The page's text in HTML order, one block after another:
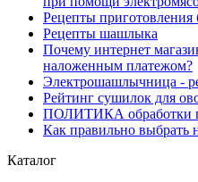
Рецепты
Рецепты шашлыка
Почему интернет
наложенным платежом?
Электрошашлычница -
Рейтинг сушилок для
ПОЛИТИКА обработки
Как правильно выбрать
Каталог